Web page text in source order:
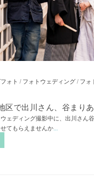
ォト / フォトウェディング/ フォ
区で出川さん、谷まり
ェディング撮影中に、出川さん
てもらえませんか...